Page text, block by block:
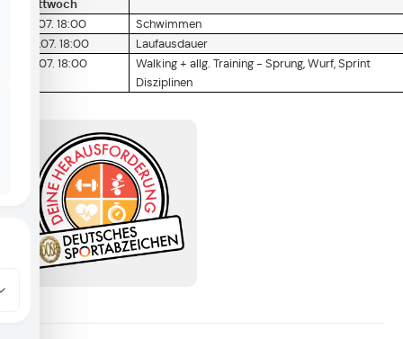
Mittwoch
13.07. 18:00
Schwimmen
20.07. 18:00
Laufausdauer
27.07. 18:00
Walking + allg. Training - Sprung, Wurf, Sprint
Disziplinen